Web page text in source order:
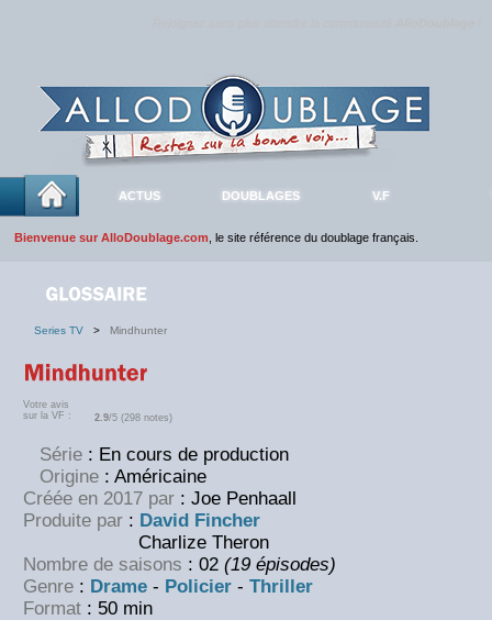
ACTUS DOUBLAGES V.F
Bienvenue sur AlloDoublage.com , le site référence du doublage français.
Series TV > Mindhunter
Votre avis
sur la VF :
2.9/5 (298 notes)
Série : En cours de production
Origine : Américaine
Créée en 2017 par : Joe Penhaall
Produite par : David Fincher
Charlize Theron
Nombre de saisons : 02 (19 épisodes)
Genre : Drame - Policier - Thriller
Format : 50 min